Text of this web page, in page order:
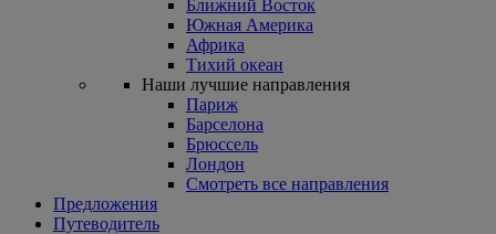
Ближний Восток
Южная Америка
Африка
Тихий океан
Наши лучшие направления
Париж
Барселона
Брюссель
Лондон
Смотреть все направления
Предложения
Путеводитель